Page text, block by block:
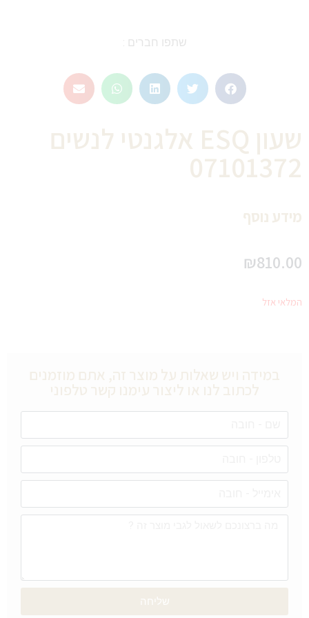
שתפו חברים :
שעון ESQ אלגנטי לנשים
07101372
מידע נוסף
₪810.00
המלאי אזל
שליחה